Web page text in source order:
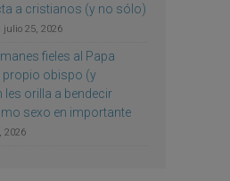
a cristianos (y no sólo)
julio 25, 2026
fieles al Papa
propio obispo (y
les orilla a bendecir
sexo en importante
2026